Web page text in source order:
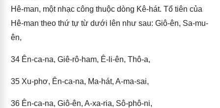
Hê-man, một nhạc công thuộc dòng Kê-hát. Tổ tiên của
Hê-man theo thứ tự từ dưới lên như sau: Giô-ên, Sa-mu-
ên,
34 Ên-ca-na, Giê-rô-ham, Ê-li-ên, Thô-a,
35 Xu-phơ, Ên-ca-na, Ma-hát, A-ma-sai,
36 Ên-ca-na, Giô-ên, A-xa-ria, Sô-phô-ni,